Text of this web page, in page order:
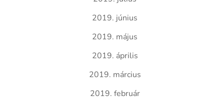
2019. június
2019. május
2019. április
2019. március
2019. február